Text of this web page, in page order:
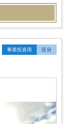
事業投資用 区分